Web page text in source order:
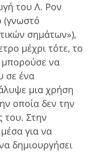
του Λ. Ρον
(γνωστό
σηµάτων»),
µέχρι τότε, το
µπορούσε να
σε ένα
µια χρήση
οποία δεν την
του. Στην
για να
δηµιουργήσει